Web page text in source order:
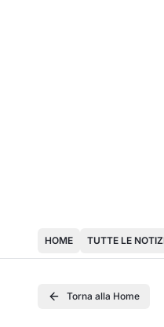
HOME TUTTE LE
Torna alla Home